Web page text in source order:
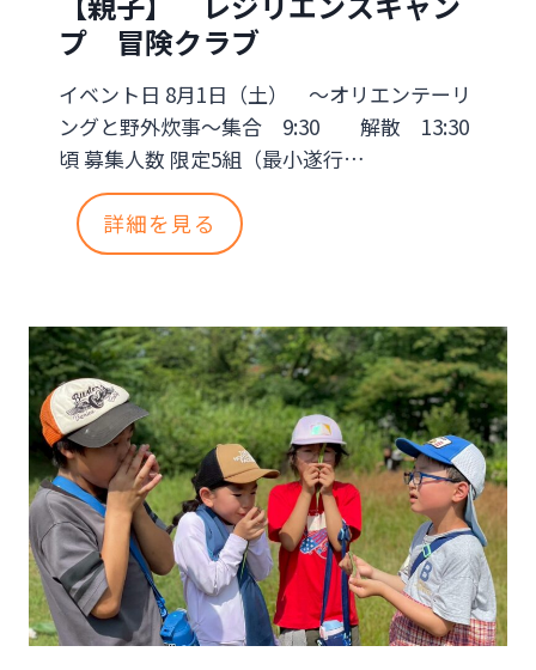
プ
を
育
む
親
子
キ
ャ
ン
プ
プ 冒険クラブ
イベント日 8月1日（土） ～オリエンテーリ
ングと野外炊事～集合 9:30 解散 13:30
頃 募集人数 限定5組（最小遂行…
詳細を見る
【
】
レ
ジ
リ
エ
ン